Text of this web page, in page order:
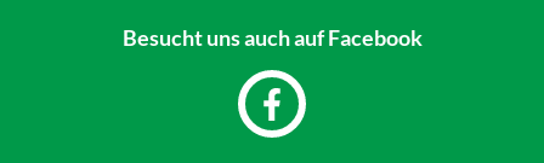
Besucht unsauch auf Facebook